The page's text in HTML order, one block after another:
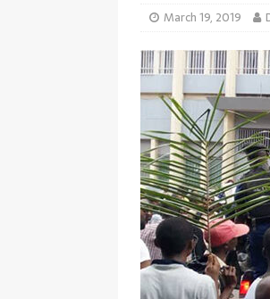
March 19, 2019